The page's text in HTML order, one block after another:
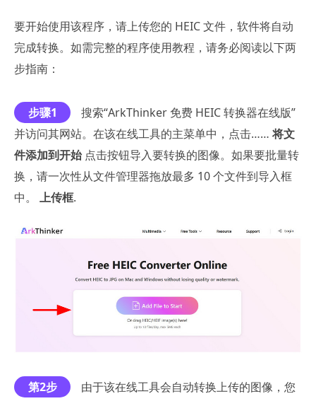
要开始使用该程序，请上传您的 HEIC 文件，软件将自动
完成转换。如需完整的程序使用教程，请务必阅读以下两
步指南：
步骤1
搜索“ArkThinker 免费 HEIC 转换器在线版”
并访问其网站。在该在线工具的主菜单中，点击……将文
件添加到开始点击按钮导入要转换的图像。如果要批量转
换，请一次性从文件管理器拖放最多 10 个文件到导入框
中。 上传框.
第2步
由于该在线工具会自动转换上传的图像，您